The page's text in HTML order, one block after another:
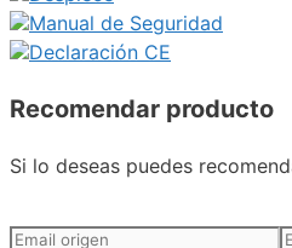
Manual de Seguridad
Declaración CE
Recomendar producto
Si lo deseas puedes